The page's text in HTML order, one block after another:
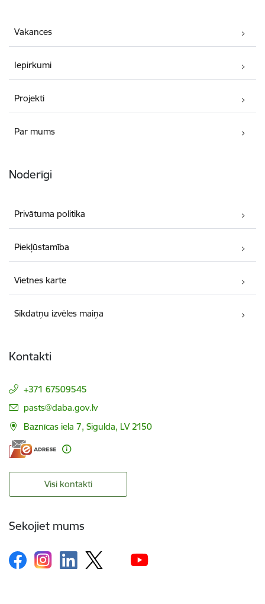
Vakances
Iepirkumi
Projekti
Par mums
Noderīgi
Privātuma politika
Piekļūstamība
Vietnes karte
Sīkdatņu izvēles maiņa
Kontakti
+371 67509545
E-pasts:
pasts@daba.gov.lv
Baznīcas iela 7, Sigulda, LV 2150
Visi kontakti
Sekojiet mums